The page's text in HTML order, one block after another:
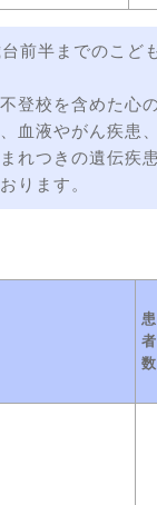
前半までのこど
登校を含めた心
血液やがん疾患
れつきの遺伝疾
ります。
患
者
数